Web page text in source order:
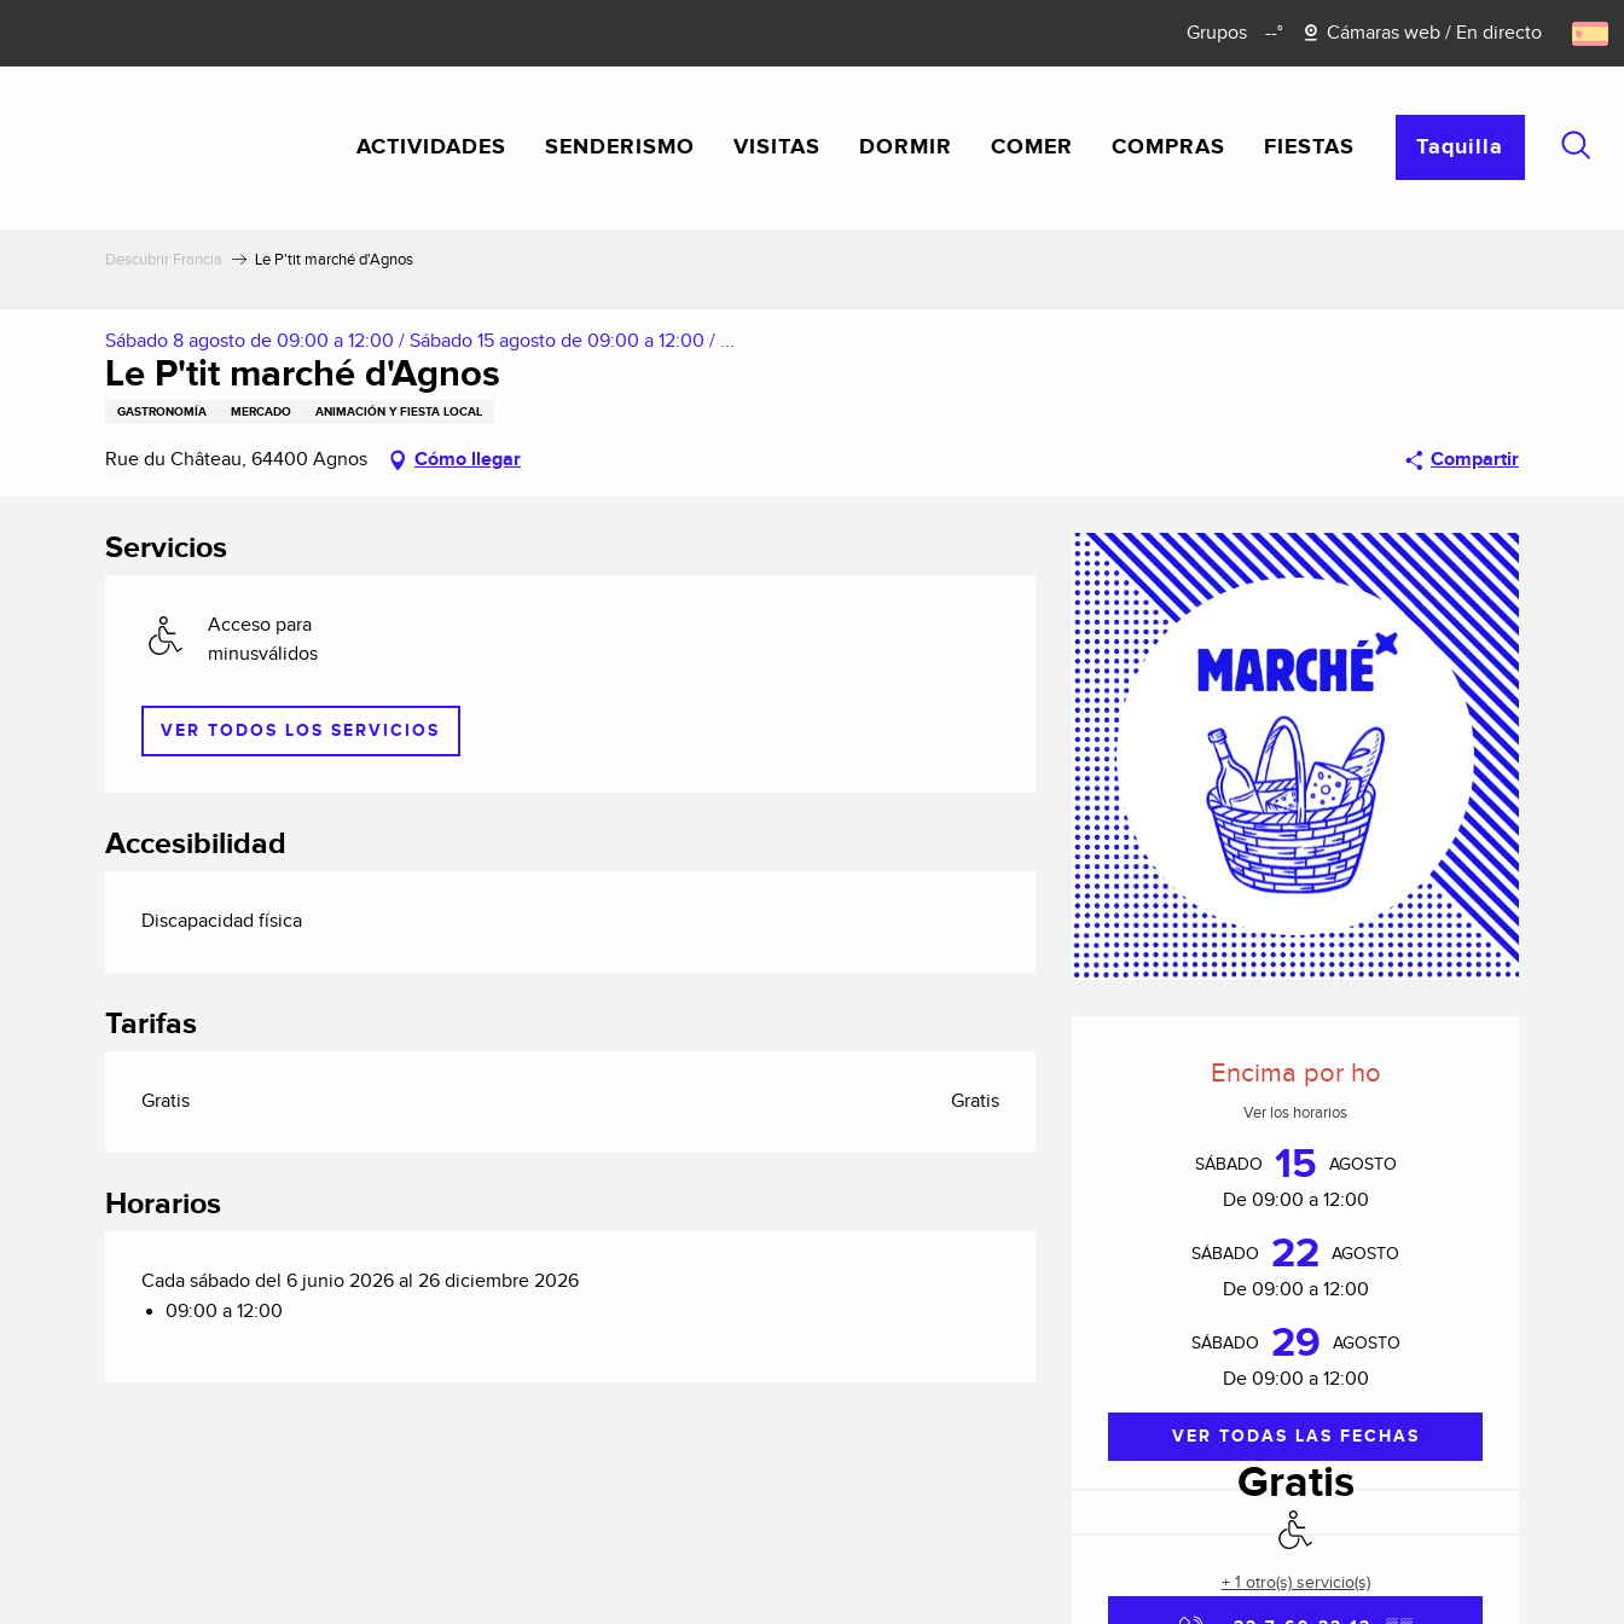
contenu
Grupos --° Cámaras web / En directo
ACTIVIDADES SENDERISMO VISITAS DORMIR COMER COMPRAS FIESTAS Taquilla
Descubrir Francia Le P'tit marché d'Agnos
Sábado 8 agosto de 09:00 a 12:00 / Sábado 15 agosto de 09:00 a 12:00 / ...
Le P'tit marché d'Agnos
GASTRONOMÍA MERCADO ANIMACIÓN Y FIESTA LOCAL
Rue du Château, 64400 Agnos Cómo llegar Compartir
Encima por ho
Ver los horarios
SÁBADO 15 AGOSTO
De 09:00 a 12:00
SÁBADO 22 AGOSTO
De 09:00 a 12:00
SÁBADO 29 AGOSTO
De 09:00 a 12:00
VER TODAS LAS FECHAS
Gratis
Acceso para minusválidos
+ 1 otro(s) servicio(s)
Servicios
Acceso para
minusválidos
VER TODOS LOS SERVICIOS
Accesibilidad
Discapacidad física
Tarifas
Gratis Gratis
Horarios
Cada sábado del 6 junio 2026 al 26 diciembre 2026
09:00 a 12:00